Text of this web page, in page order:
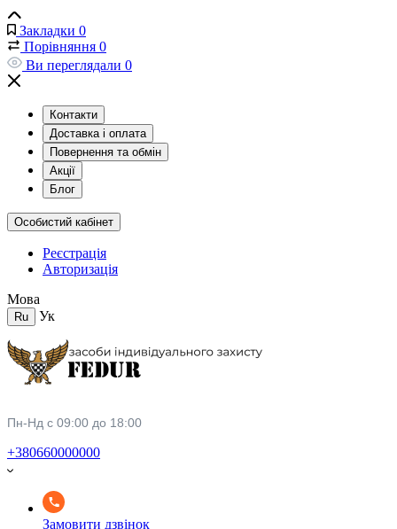
Закладки 0
Порівняння 0
Ви переглядали 0
Контакти
Доставка і оплата
Повернення та обмін
Акції
Блог
Особистий кабінет
Реєстрація
Авторизація
Мова
Ru Ук
Пн-Нд с 09:00 до 18:00
+380660000000
Замовити дзвінок